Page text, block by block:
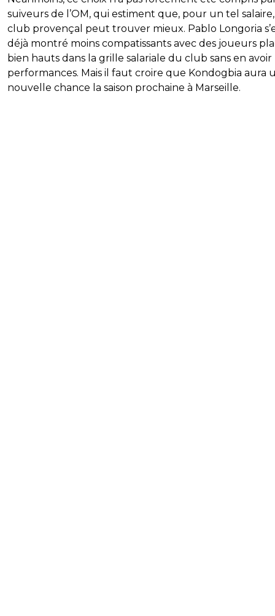
suiveurs de l’OM, qui estiment que, pour un tel
club provençal peut trouver mieux. Pablo Longoria
déjà montré moins compatissants avec des joueurs
bien hauts dans la grille salariale du club sans en avoir
performances. Mais il faut croire que Kondogbia aura
nouvelle chance la saison prochaine à Marseille.